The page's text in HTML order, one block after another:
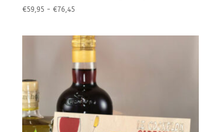
€59,95 - €76,45Prijsklasse:
€76,45